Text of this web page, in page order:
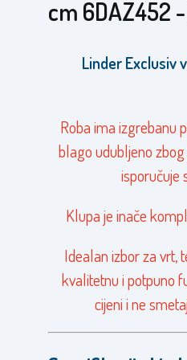
cm 6DAZ452
Linder Exclusiv
Roba ima izgrebanu
blago udubljeno
isporučuje
Klupa je inače
Idealan izbor za vrt,
kvalitetnu i potpuno
cijeni i ne